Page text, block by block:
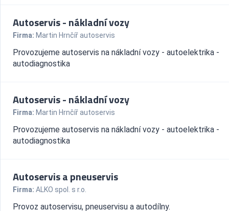
Autoservis - nákladní vozy
Firma: Martin Hrnčíř autoservis
Provozujeme autoservis na nákladní vozy - autoelektrika -
autodiagnostika
Autoservis - nákladní vozy
Firma: Martin Hrnčíř autoservis
Provozujeme autoservis na nákladní vozy - autoelektrika -
autodiagnostika
Autoservis a pneuservis
Firma: ALKO spol. s r.o.
Provoz autoservisu, pneuservisu a autodílny.